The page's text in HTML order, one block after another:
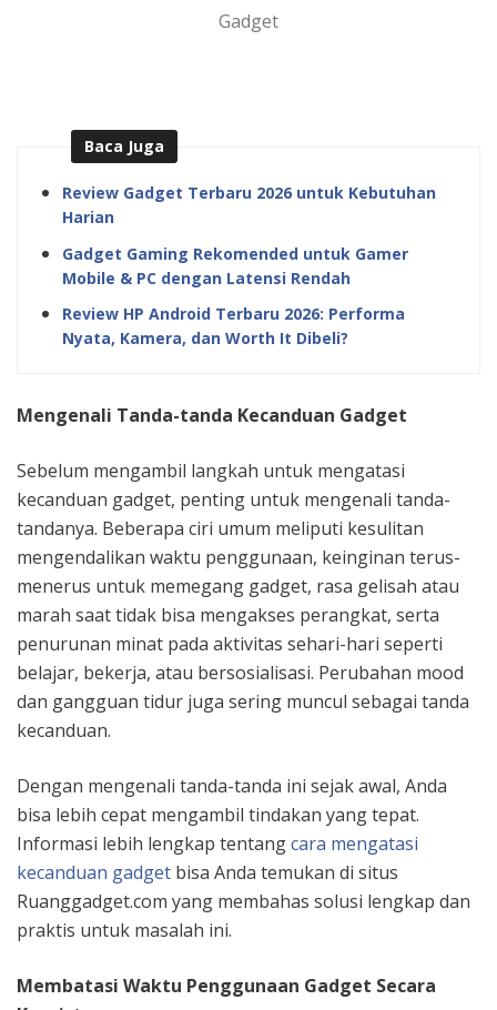
Gadget
Baca Juga
Review Gadget Terbaru 2026 untuk Kebutuhan
Harian
Gadget Gaming Rekomended untuk Gamer
Mobile & PC dengan Latensi Rendah
Review HP Android Terbaru 2026: Performa
Nyata, Kamera, dan Worth It Dibeli?
Mengenali Tanda-tanda Kecanduan Gadget
Sebelum mengambil langkah untuk mengatasi
kecanduan gadget, penting untuk mengenali tanda-
tandanya. Beberapa ciri umum meliputi kesulitan
mengendalikan waktu penggunaan, keinginan terus-
menerus untuk memegang gadget, rasa gelisah atau
marah saat tidak bisa mengakses perangkat, serta
penurunan minat pada aktivitas sehari-hari seperti
belajar, bekerja, atau bersosialisasi. Perubahan mood
dan gangguan tidur juga sering muncul sebagai tanda
kecanduan.
Dengan mengenali tanda-tanda ini sejak awal, Anda
bisa lebih cepat mengambil tindakan yang tepat.
Informasi lebih lengkap tentangcara mengatasi
kecanduan gadget bisa Anda temukan di situs
Ruanggadget.com yang membahas solusi lengkap dan
praktis untuk masalah ini.
Membatasi Waktu Penggunaan Gadget Secara